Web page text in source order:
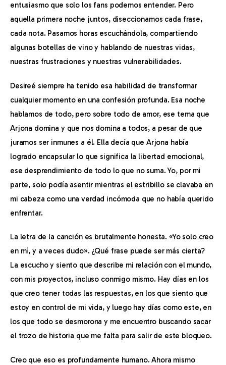
entusiasmo que solo los fans podemos entender. Pero
aquella primera noche juntos, diseccionamos cada frase,
cada nota. Pasamos horas escuchándola, compartiendo
algunas botellas de vino y hablando de nuestras vidas,
nuestras frustraciones y nuestras vulnerabilidades.
Desireé siempre ha tenido esa habilidad de transformar
cualquier momento en una confesión profunda. Esa noche
hablamos de todo, pero sobre todo de amor, ese tema que
Arjona domina y que nos domina a todos, a pesar de que
juramos ser inmunes a él. Ella decía que Arjona había
logrado encapsular lo que significa la libertad emocional,
ese desprendimiento de todo lo que no suma. Yo, por mi
parte, solo podía asentir mientras el estribillo se clavaba en
mi cabeza como una verdad incómoda que no había querido
enfrentar.
La letra de la canción es brutalmente honesta. «Yo solo creo
en mí, y a veces dudo». ¿Qué frase puede ser más cierta?
La escucho y siento que describe mi relación con el mundo,
con mis proyectos, incluso conmigo mismo. Hay días en los
que creo tener todas las respuestas, en los que siento que
estoy en control de mi vida, y luego hay días como este, en
los que todo se desmorona y me encuentro buscando sacar
el trozo de historia que me falta para salir de este bloqueo.
Creo que eso es profundamente humano. Ahora mismo